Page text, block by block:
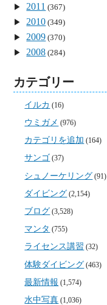
2011 (367)
2010 (349)
2009 (370)
2008 (284)
カテゴリー
イルカ (16)
ウミガメ (976)
カテゴリを追加 (164)
サンゴ (37)
シュノーケリング (91)
ダイビング (2,154)
ブログ (3,528)
マンタ (755)
ライセンス講習 (32)
体験ダイビング (463)
最新情報 (1,574)
水中写真 (1,036)